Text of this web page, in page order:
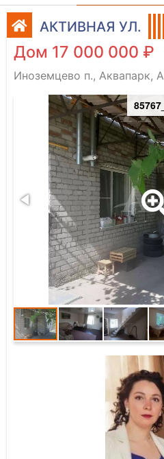
АКТИВНАЯ УЛ.
Дом 17 000 000 ₽
Иноземцево п., Аквапарк,